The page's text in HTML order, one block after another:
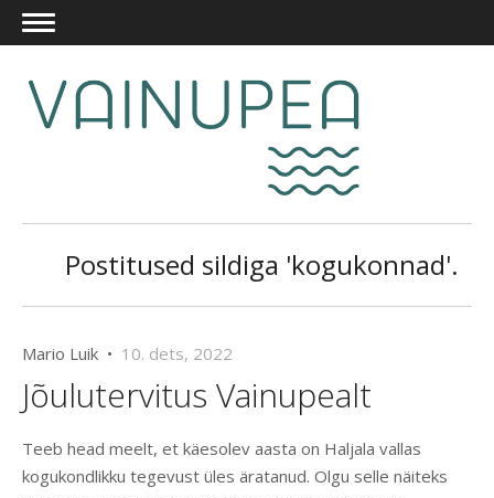
Postitused sildiga 'kogukonnad'.
Mario Luik • 10. dets, 2022
Jõulutervitus Vainupealt
Teeb head meelt, et käesolev aasta on Haljala vallas
kogukondlikku tegevust üles äratanud. Olgu selle näiteks